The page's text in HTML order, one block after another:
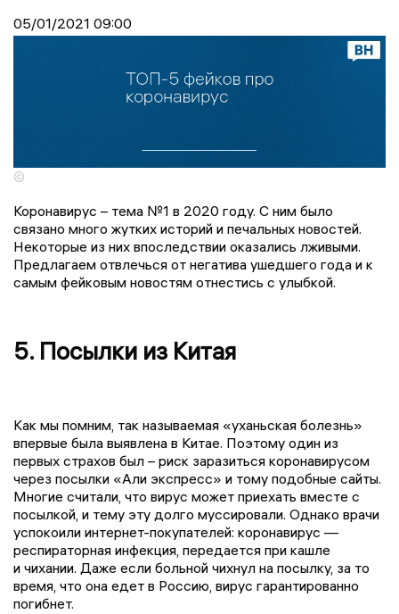
05/01/2021 09:00
©
Коронавирус – тема №1 в 2020 году. С ним было
связано много жутких историй и печальных новостей.
Некоторые из них впоследствии оказались лживыми.
Предлагаем отвлечься от негатива ушедшего года и к
самым фейковым новостям отнестись с улыбкой.
5. Посылки из Китая
Как мы помним, так называемая «уханьская болезнь»
впервые была выявлена в Китае. Поэтому один из
первых страхов был – риск заразиться коронавирусом
через посылки «Али экспресс» и тому подобные сайты.
Многие считали, что вирус может приехать вместе с
посылкой, и тему эту долго муссировали. Однако врачи
успокоили интернет-покупателей: коронавирус —
респираторная инфекция, передается при кашле
и чихании. Даже если больной чихнул на посылку, за то
время, что она едет в Россию, вирус гарантированно
погибнет.